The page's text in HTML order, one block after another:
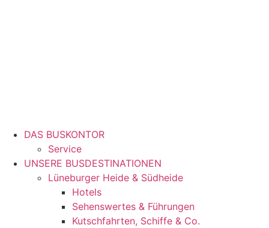
DAS BUSKONTOR
Service
UNSERE BUSDESTINATIONEN
Lüneburger Heide & Südheide
Hotels
Sehenswertes & Führungen
Kutschfahrten, Schiffe & Co.